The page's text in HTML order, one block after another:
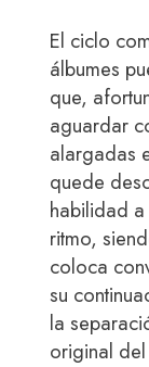
El ciclo
álbumes
que,
aguardar
alargadas
quede
habilidad
ritmo,
coloca
su
la
original